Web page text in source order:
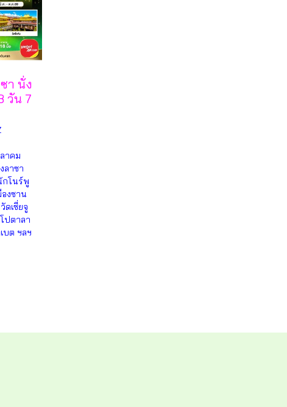
า นั่ง
วัน 7
าคม
ลาซา
กโนร์พู
งซาน
ดเซี่ยจู
ปตาลา
บต ฯลฯ